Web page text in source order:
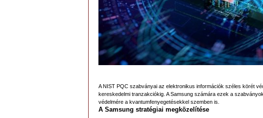
A NIST PQC szabványai az elektronikus információk széles körét
kereskedelmi tranzakciókig. A Samsung számára ezek a
védelmére a kvantumfenyegetésekkel szemben is.
A Samsung stratégiai megközelítése